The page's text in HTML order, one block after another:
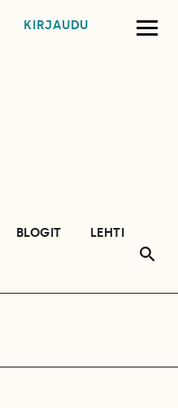
KIRJAUDU
BLOGIT
LEHTI